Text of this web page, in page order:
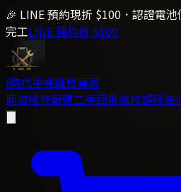
🎉 LINE 預約現折 $100．認證電
完工LINE 預約折 $100
i時代手機維修專家
商城維修報價二手回收維修課程維